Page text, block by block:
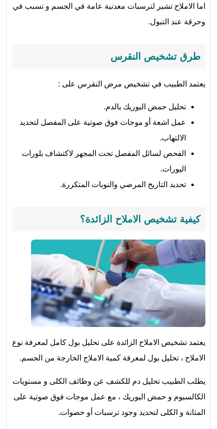
اما الاملاح تشير لترسبات معدنية عامة في الجسم و تسبب في
وحرقة عند التبول.
طرق تشخيص النقرس
يعتمد الطبيب في تشخيص مرض النقرس على :
تحليل حمض اليوريك بالدم.
عمل اشعة أو موجات فوق صوتية على المفصل لتحديد
الالتهاب.
الفحص لسائل المفصل تحت المجهر لاكتشاف بلورات
اليورات.
تحديد التاريخ المرضي والنوبات المتكررة.
كيفية تشخيص الاملاح الزائدة؟
يعتمد تشخيص الاملاح الزائدة على تحليل بول كامل لمعرفة نوع
الاملاح ، تحليل بول لمعرفة كمية الاملاج الخارجة من الجسم.
يطلب الطبيب تحليل دم للكشف عن وظائف الكلى و مستويات
الكالسيوم و حمض اليوريك ، مع عمل موجات فوق صوتية على
المثانة و الكلى لتحديد وجود ترسبات أو حصوات.